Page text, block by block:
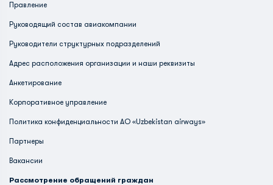
Правление
Руководящий состав авиакомпании
Руководители структурных подразделений
Адрес расположения организации и наши реквизиты
Анкетирование
Корпоративное управление
Политика конфиденциальности АО «Uzbekistan airways»
Партнеры
Вакансии
Рассмотрение обращений граждан